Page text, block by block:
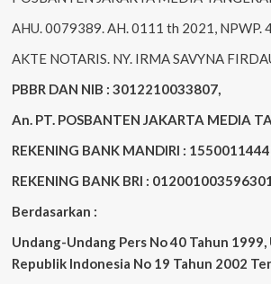
AHU. 0079389. AH. 0111 th 2021,
AKTE NOTARIS. NY. IRMA SAVYNA
PBBR DAN NIB : 3012210033807,
An. PT. POSBANTEN JAKARTA MEDIA
REKENING BANK MANDIRI :
REKENING BANK BRI :
Berdasarkan :
Undang-Undang Pers No 40 Tahun 1999,
Republik Indonesia No 19 Tahun 2002